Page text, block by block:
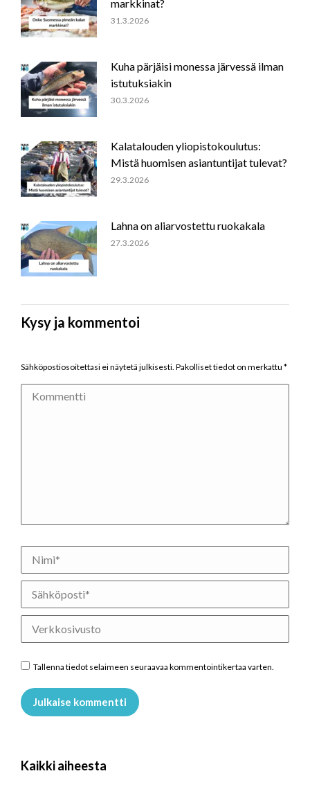
markkinat?
31.3.2026
Kuha pärjäisi monessa järvessä ilman
istutuksiakin
30.3.2026
Kalatalouden yliopistokoulutus:
Mistä huomisen asiantuntijat tulevat?
29.3.2026
Lahna on aliarvostettu ruokakala
27.3.2026
Kysy ja kommentoi
Sähköpostiosoitettasi ei näytetä julkisesti. Pakolliset tiedot on merkattu *
Kommentti
Nimi *
Sähköposti *
Verkkosivusto
Tallenna tiedot selaimeen seuraavaa kommentointikertaa varten.
Julkaise kommentti
Kaikki aiheesta